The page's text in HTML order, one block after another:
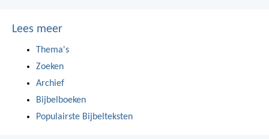
Lees meer
Thema's
Zoeken
Archief
Bijbelboeken
Populairste Bijbelteksten